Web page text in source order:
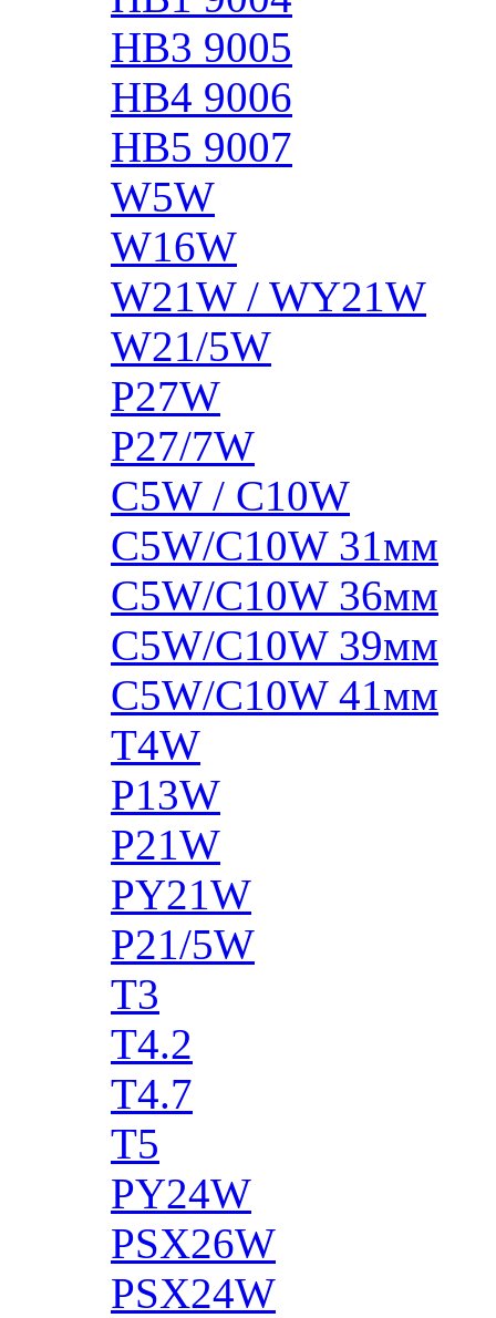
HB3 9005
HB4 9006
HB5 9007
W5W
W16W
W21W / WY21W
W21/5W
P27W
P27/7W
C5W / C10W
C5W/C10W 31мм
C5W/C10W 36мм
C5W/C10W 39мм
C5W/C10W 41мм
T4W
P13W
P21W
PY21W
P21/5W
T3
T4.2
T4.7
T5
PY24W
PSX26W
PSX24W